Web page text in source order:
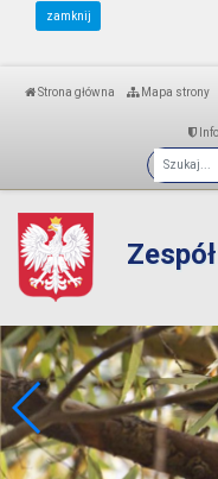
zamknij
Strona główna Mapa strony
Fraza